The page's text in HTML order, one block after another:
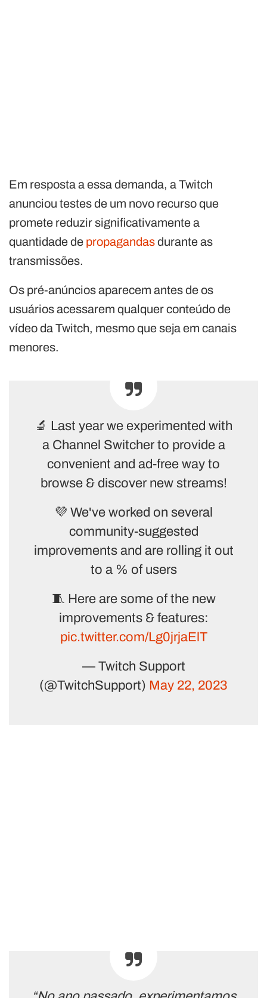
Em resposta a essa demanda, a Twitch
anunciou testes de um novo recurso que
promete reduzir significativamente a
quantidade de propagandasdurante as
transmissões.
Os pré-anúncios aparecem antes de os
usuários acessarem qualquer conteúdo de
vídeo da Twitch, mesmo que seja em canais
menores.
🔬 Last year we experimented with
a Channel Switcher to provide a
convenient and ad-free way to
browse & discover new streams!
💜 We've worked on several
community-suggested
improvements and are rolling it out
to a % of users
🧵 Here are some of the new
improvements & features:
pic.twitter.com/Lg0jrjaElT
— Twitch Support
(@TwitchSupport) May 22, 2023